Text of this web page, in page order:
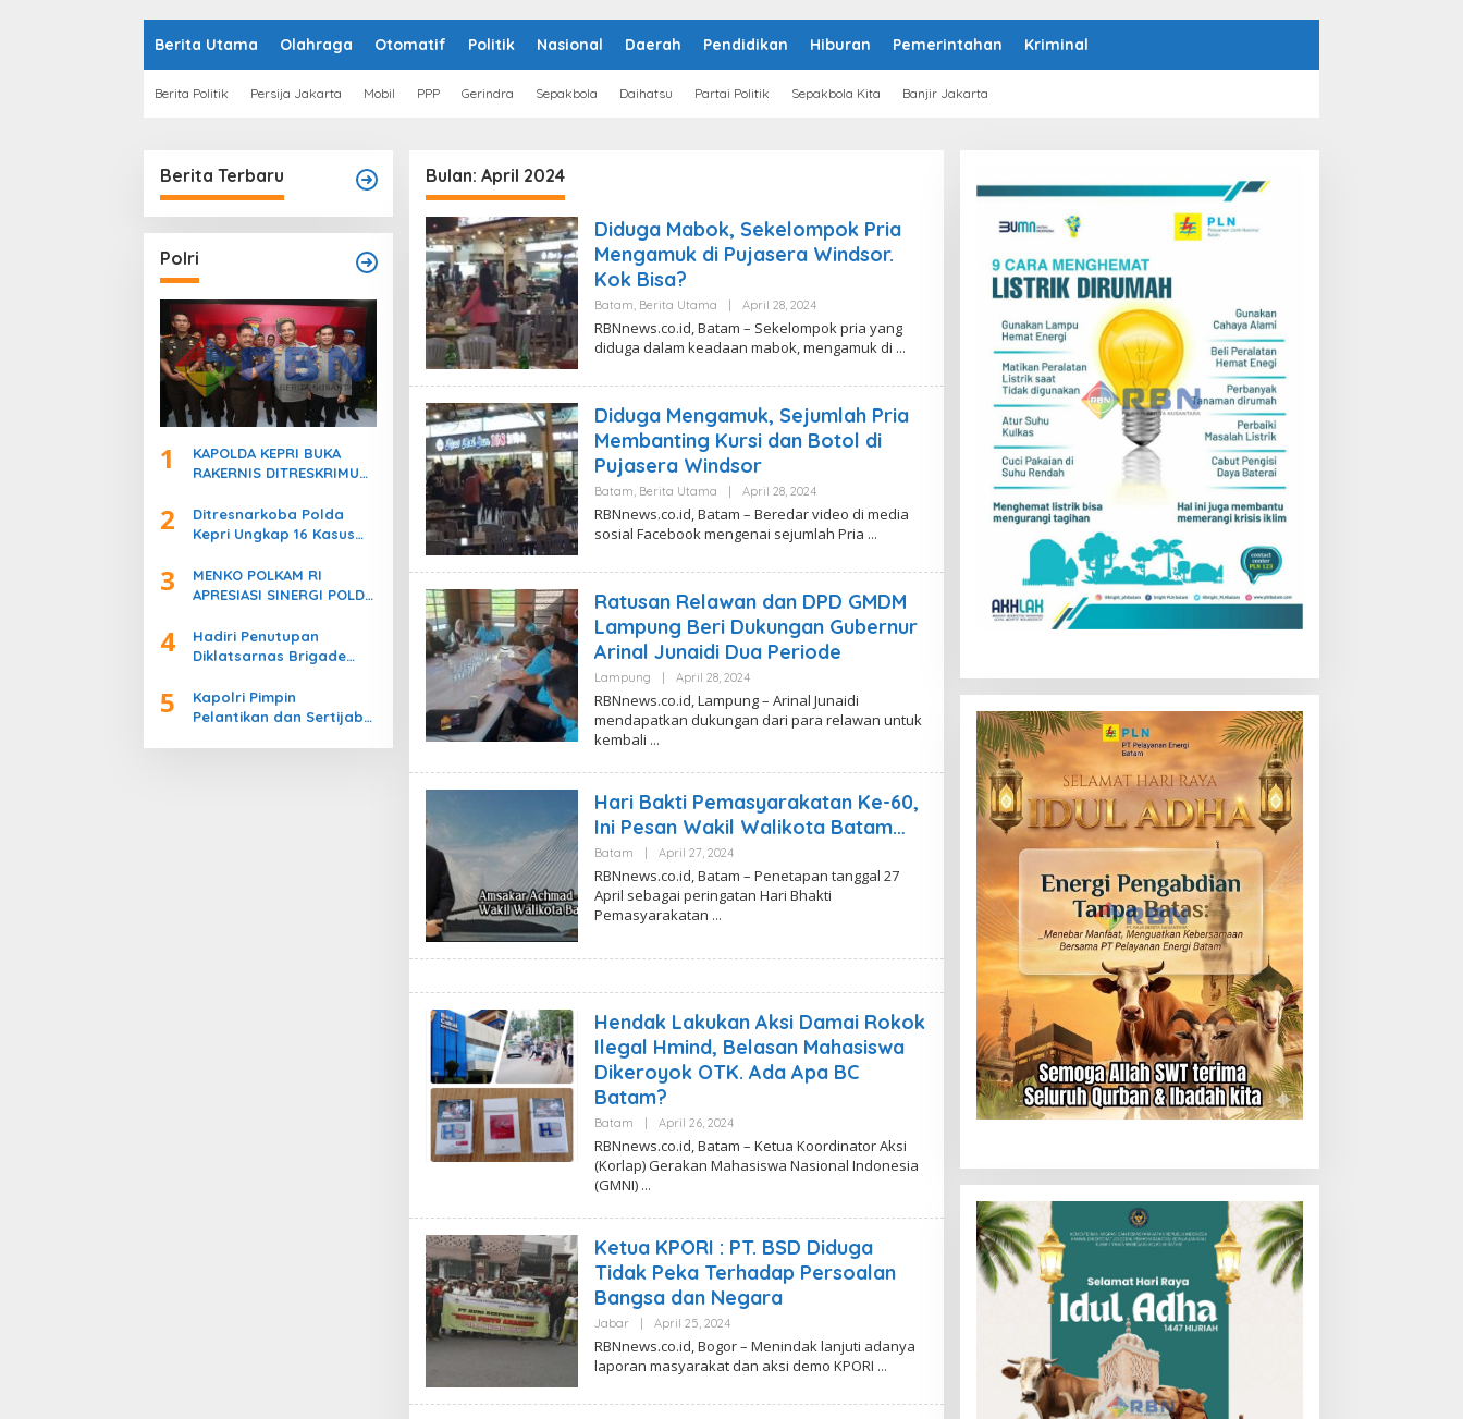
Berita Utama Olahraga Otomatif Politik Nasional Daerah Pendidikan Hiburan Pemerintahan Kriminal
Berita Politik Persija Jakarta Mobil PPP Gerindra Sepakbola Daihatsu Partai Politik Sepakbola Kita Banjir Jakarta
Berita Terbaru
Polri
1
KAPOLDA KEPRI BUKA
RAKERNIS DITRESKRIMUM
SINERGI POLRI DAN
KEJAKSAAN
2
Ditresnarkoba Polda
Kepri Ungkap 16 Kasus
Diamankan!
3
MENKO POLKAM RI
APRESIASI SINERGI POLDA
KEAMANAN DAN DUKUNG
IKLIM INVESTASI
4
Hadiri Penutupan
Diklatsarnas Brigade
Jaga Persatuan-
Kesatuan
5
Kapolri Pimpin
Pelantikan dan Sertijab
Bulan: April 2024
Diduga Mabok, Sekelompok Pria
Mengamuk di Pujasera Windsor.
Kok Bisa?
Batam Berita Utama | April 28, 2024O
E
H
A
K
S
N
E
RBNnews.co.id, Batam – Sekelompok pria yang
diduga dalam keadaan mabok, mengamuk di
Diduga Mengamuk, Sejumlah Pria
Membanting Kursi dan Botol di
Pujasera Windsor
Batam Berita Utama | April 28, 2024O
E
H
A
K
S
R
N
E
RBNnews.co.id, Batam – Beredar video di media
sosial Facebook mengenai sejumlah Pria
Ratusan Relawan dan DPD GMDM
Lampung Beri Dukungan Gubernur
Arinal Junaidi Dua Periode
Lampung | April 28, 2024O
E
H
K
S
I
N
N
E
RBNnews.co.id, Lampung – Arinal Junaidi
mendapatkan dukungan dari para relawan untuk
kembali
Hari Bakti Pemasyarakatan Ke-60,
Ini Pesan Wakil Walikota Batam…
Batam | April 27, 2024O
E
H
A
S
R
N
N
E
RBNnews.co.id, Batam – Penetapan tanggal 27
April sebagai peringatan Hari Bhakti
Pemasyarakatan
Hendak Lakukan Aksi Damai Rokok
Ilegal Hmind, Belasan Mahasiswa
Dikeroyok OTK. Ada Apa BC
Batam?
Batam | April 26, 2024O
E
H
K
I
B
E
W
RBNnews.co.id, Batam – Ketua Koordinator Aksi
(Korlap) Gerakan Mahasiswa Nasional Indonesia
(GMNI)
Ketua KPORI : PT. BSD Diduga
Tidak Peka Terhadap Persoalan
Bangsa dan Negara
Jabar | April 25, 2024O
E
H
RBNnews.co.id, Bogor – Menindak lanjuti adanya
laporan masyarakat dan aksi demo KPORI